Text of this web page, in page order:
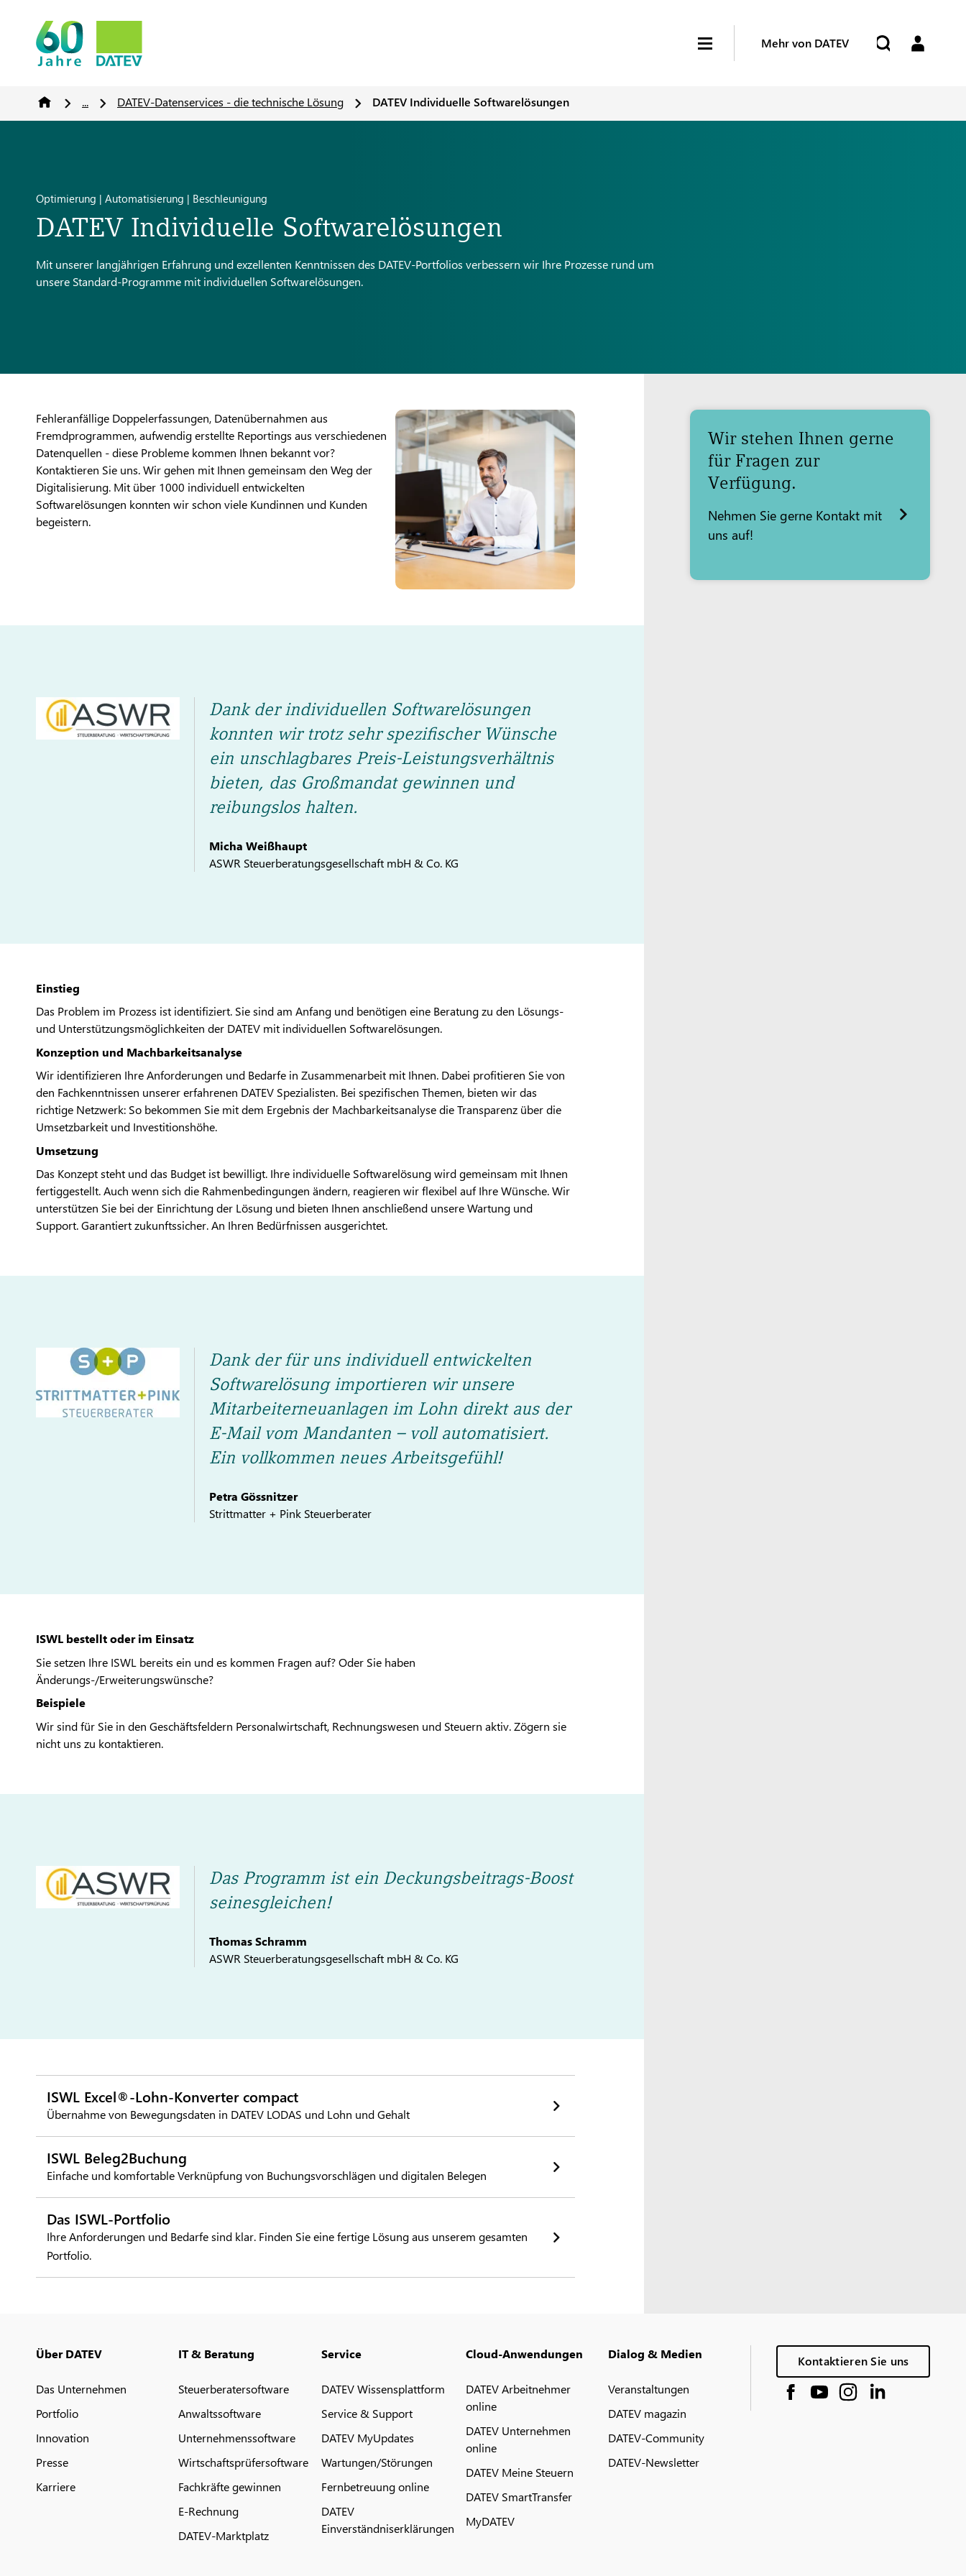
Mehr von DATEV
... DATEV-Datenservices - die technische Lösung DATEV Individuelle Softwarelösungen
Optimierung | Automatisierung | Beschleunigung
DATEV Individuelle Softwarelösungen
Mit unserer langjährigen Erfahrung und exzellenten Kenntnissen des DATEV-Portfolios verbessern wir Ihre Prozesse rund um
unsere Standard-Programme mit individuellen Softwarelösungen.
Fehleranfällige Doppelerfassungen, Datenübernahmen aus
Fremdprogrammen, aufwendig erstellte Reportings aus verschiedenen
Datenquellen - diese Probleme kommen Ihnen bekannt vor?
Kontaktieren Sie uns. Wir gehen mit Ihnen gemeinsam den Weg der
Digitalisierung. Mit über 1000 individuell entwickelten
Softwarelösungen konnten wir schon viele Kundinnen und Kunden
begeistern.
Dank der individuellen Softwarelösungen
konnten wir trotz sehr spezifischer Wünsche
ein unschlagbares Preis-Leistungsverhältnis
bieten, das Großmandat gewinnen und
reibungslos halten.
Micha Weißhaupt
ASWR Steuerberatungsgesellschaft mbH & Co. KG
Einstieg
Das Problem im Prozess ist identifiziert. Sie sind am Anfang und benötigen eine Beratung zu den Lösungs-
und Unterstützungsmöglichkeiten der DATEV mit individuellen Softwarelösungen.
Konzeption und Machbarkeitsanalyse
Wir identifizieren Ihre Anforderungen und Bedarfe in Zusammenarbeit mit Ihnen. Dabei profitieren Sie von
den Fachkenntnissen unserer erfahrenen DATEV Spezialisten. Bei spezifischen Themen, bieten wir das
richtige Netzwerk: So bekommen Sie mit dem Ergebnis der Machbarkeitsanalyse die Transparenz über die
Umsetzbarkeit und Investitionshöhe.
Umsetzung
Das Konzept steht und das Budget ist bewilligt. Ihre individuelle Softwarelösung wird gemeinsam mit Ihnen
fertiggestellt. Auch wenn sich die Rahmenbedingungen ändern, reagieren wir flexibel auf Ihre Wünsche. Wir
unterstützen Sie bei der Einrichtung der Lösung und bieten Ihnen anschließend unsere Wartung und
Support. Garantiert zukunftssicher. An Ihren Bedürfnissen ausgerichtet.
Dank der für uns individuell entwickelten
Softwarelösung importieren wir unsere
Mitarbeiterneuanlagen im Lohn direkt aus der
E-Mail vom Mandanten – voll automatisiert.
Ein vollkommen neues Arbeitsgefühl!
Petra Gössnitzer
Strittmatter + Pink Steuerberater
ISWL bestellt oder im Einsatz
Sie setzen Ihre ISWL bereits ein und es kommen Fragen auf? Oder Sie haben
Änderungs-/Erweiterungswünsche?
Beispiele
Wir sind für Sie in den Geschäftsfeldern Personalwirtschaft, Rechnungswesen und Steuern aktiv. Zögern sie
nicht uns zu kontaktieren.
Das Programm ist ein Deckungsbeitrags-Boost
seinesgleichen!
Thomas Schramm
ASWR Steuerberatungsgesellschaft mbH & Co. KG
ISWL Excel®-Lohn-Konverter compact
Übernahme von Bewegungsdaten in DATEV LODAS und Lohn und Gehalt
ISWL Beleg2Buchung
Einfache und komfortable Verknüpfung von Buchungsvorschlägen und digitalen Belegen
Das ISWL-Portfolio
Ihre Anforderungen und Bedarfe sind klar. Finden Sie eine fertige Lösung aus unserem gesamten
Portfolio.
Wir stehen Ihnen gerne
für Fragen zur
Verfügung.
Nehmen Sie gerne Kontakt mit
uns auf!
Über DATEV
Das Unternehmen
Portfolio
Innovation
Presse
Karriere
IT & Beratung
Steuerberatersoftware
Anwaltssoftware
Unternehmenssoftware
Wirtschaftsprüfersoftware
Fachkräfte gewinnen
E-Rechnung
DATEV-Marktplatz
Service
DATEV Wissensplattform
Service & Support
DATEV MyUpdates
Wartungen/Störungen
Fernbetreuung online
DATEV
Einverständniserklärungen
Cloud-Anwendungen
DATEV Arbeitnehmer
online
DATEV Unternehmen
online
DATEV Meine Steuern
DATEV SmartTransfer
MyDATEV
Dialog & Medien
Veranstaltungen
DATEV magazin
DATEV-Community
DATEV-Newsletter
Kontaktieren Sie uns